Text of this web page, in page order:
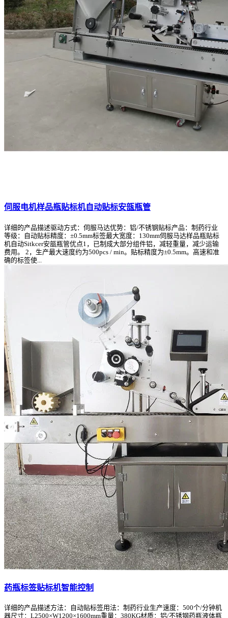
伺服电机样品瓶贴标机自动贴标安瓿瓶管
详细的产品描述驱动方式：伺服马达优势：铝/不锈钢贴标产品：制药行业
等级：自动贴标精度：±0.5mm标签最大宽度：130mm伺服马达样品瓶贴标
机自动Sitkcer安瓿瓶管优点1，已制成大部分组件铝，减轻重量，减少运输
费用。 2，生产最大速度约为500pcs / min。贴标精度为±0.5mm。高速和准
确的标签使...
药瓶标签贴标机智能控制
详细的产品描述方法：自动贴标签用法：制药行业生产速度：500个/分钟机
器尺寸：L2500×W1200×1600mm重量：380KG材质：铝/不锈钢药瓶液体瓶